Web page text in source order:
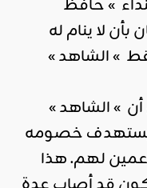
» حافظ
لا ينام له
» الشاهد »
» الشاهد »
يستهدف خصومه
لهم. هذا